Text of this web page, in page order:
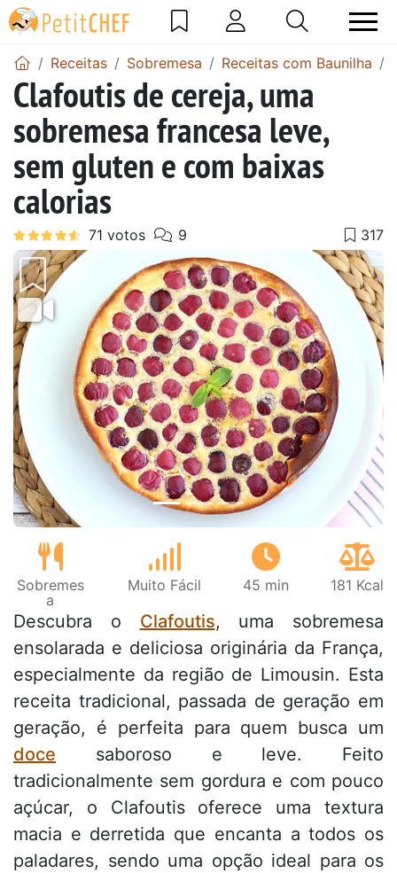
Receitas Sobremesa Receitas com Baunilha
Clafoutis de cereja, uma
sobremesa francesa leve,
sem gluten e com baixas
calorias
Anterior
Sobremes
a
Muito Fácil 45 min 181 Kcal
Descubra o Clafoutis, uma sobremesa
ensolarada e deliciosa originária da França,
especialmente da região de Limousin. Esta
receita tradicional, passada de geração em
geração, é perfeita para quem busca um
doce saboroso e leve. Feito
tradicionalmente sem gordura e com pouco
açúcar, o Clafoutis oferece uma textura
macia e derretida que encanta a todos os
paladares, sendo uma opção ideal para os